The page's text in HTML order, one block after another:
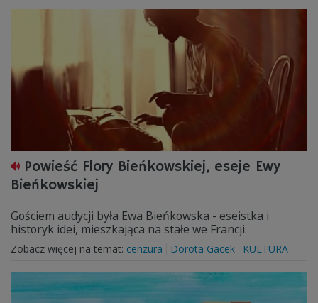
Powieść Flory Bieńkowskiej, eseje Ewy
Bieńkowskiej
Gościem audycji była Ewa Bieńkowska - eseistka i
historyk idei, mieszkająca na stałe we Francji.
Zobacz więcej na temat: cenzura Dorota Gacek KULTURA